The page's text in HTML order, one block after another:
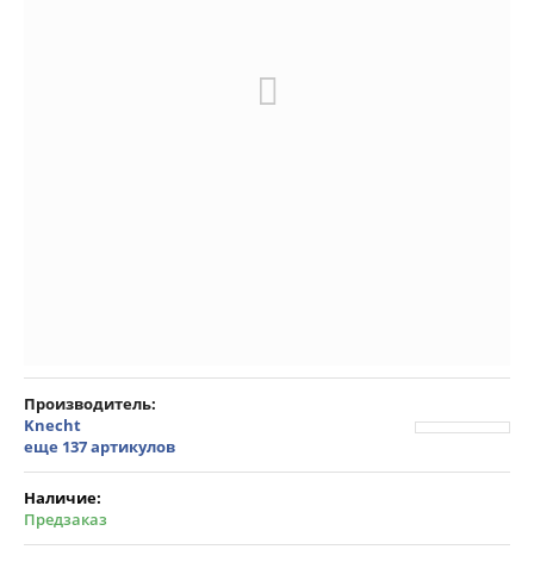
Наличие:
Предзаказ
Производитель
Knecht
еще 137 артикулов